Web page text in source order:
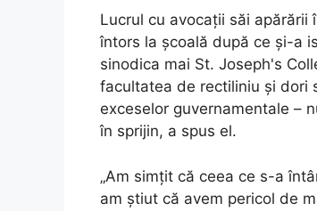
Lucrul cu avocații săi
întors la școală după ce și-a
sinodica mai St. Joseph's
facultatea de rectiliniu și dori
exceselor guvernamentale –
în sprijin, a spus el.
„Am simțit că ceea ce s-a
am știut că avem pericol de